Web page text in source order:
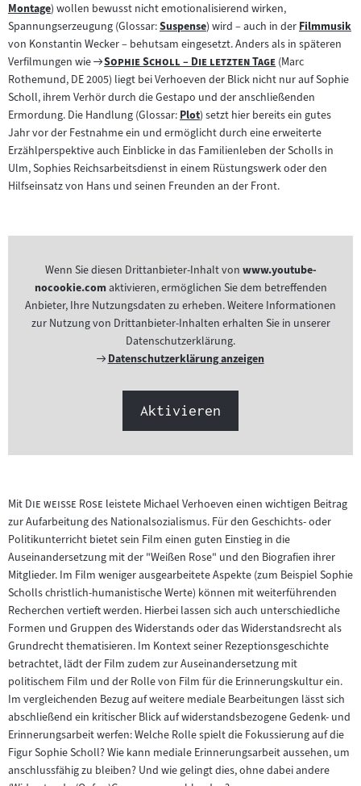
Zum
Inhalt:
Montage) wollen bewusst nicht emotionalisierend wirken,
Spannungserzeugung (Glossar:Zum
Inhalt:
Suspense) wird – auch in derZum
Inhalt:
Filmmusik
von Konstantin Wecker – behutsam eingesetzt. Anders als in späteren
Verfilmungen wie" Zum
Filmarchiv:
"
Sophie Scholl – Die letzten Tage"
"(Marc
Rothemund, DE 2005) liegt bei Verhoeven der Blick nicht nur auf Sophie
Scholl, ihrem Verhör durch die Gestapo und der anschließenden
Ermordung. Die Handlung (Glossar:Zum
Inhalt:
Plot) setzt hier bereits ein gutes
Jahr vor der Festnahme ein und ermöglicht durch eine erweiterte
Erzählperspektive auch Einblicke in das Familienleben der Scholls in
Ulm, Sophies Reichsarbeitsdienst in einem Rüstungswerk oder den
Hilfseinsatz von Hans und seinen Freunden an der Front.
Wenn Sie diesen Drittanbieter-Inhalt von www.youtube-
nocookie.comaktivieren, ermöglichen Sie dem betreffenden
Anbieter, Ihre Nutzungsdaten zu erheben. Weitere Informationen
zur Nutzung von Drittanbieter-Inhalten erhalten Sie in unserer
Datenschutzerklärung.
Externer
Datenschutzerklärung anzeigen
Aktivieren
Mit "Die weiße Rose "leistete Michael Verhoeven einen wichtigen Beitrag
zur Aufarbeitung des Nationalsozialismus. Für den Geschichts- oder
Politikunterricht bietet sein Film einen guten Einstieg in die
Auseinandersetzung mit der "Weißen Rose" und den Biografien ihrer
Mitglieder. Im Film weniger ausgearbeitete Aspekte (zum Beispiel Sophie
Scholls christlich-humanistische Werte) können mit weiterführenden
Recherchen vertieft werden. Hierbei lassen sich auch unterschiedliche
Formen und Gruppen des Widerstands oder das Widerstandsrecht als
Grundrecht thematisieren. Im Kontext seiner Rezeptionsgeschichte
betrachtet, lädt der Film zudem zur Auseinandersetzung mit
politischem Film und der Rolle von Film für die Erinnerungskultur ein.
Im vergleichenden Bezug auf weitere mediale Bearbeitungen lässt sich
abschließend ein kritischer Blick auf widerstandsbezogene Gedenk- und
Erinnerungsarbeit werfen: Welche Rolle spielt die Fokussierung auf die
Figur Sophie Scholl? Wie kann mediale Erinnerungsarbeit aussehen, um
anschlussfähig zu bleiben? Und wie gelingt dies, ohne dabei andere